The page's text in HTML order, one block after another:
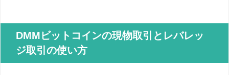
DMMビットコインの現物取引とレバレッ
ジ取引の使い方